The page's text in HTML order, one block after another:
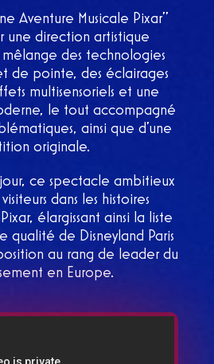
Aventure Musicale Pixar”
une direction artistique
des technologies
de pointe, des éclairages
multisensoriels et une
le tout accompagné
ainsi que d’une
originale.
jour, ce spectacle ambitieux
dans les histoires
élargissant ainsi la liste
qualité de Disneyland Paris
au rang de leader du
en Europe.